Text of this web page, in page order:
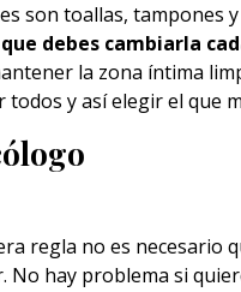
son toallas, tampones
debes cambiarla
la zona íntima
y así elegir el que
regla no es necesario
No hay problema si